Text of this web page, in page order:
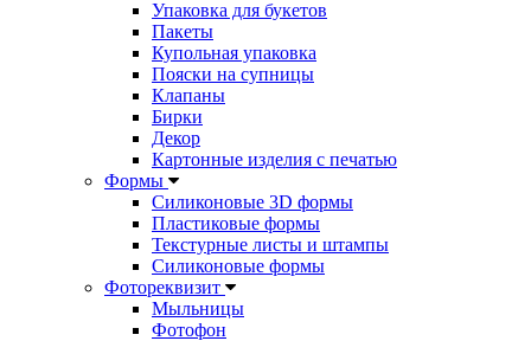
Упаковка для букетов
Пакеты
Купольная упаковка
Пояски на супницы
Клапаны
Бирки
Декор
Картонные изделия с печатью
Формы
Силиконовые 3D формы
Пластиковые формы
Текстурные листы и штампы
Силиконовые формы
Фотореквизит
Мыльницы
Фотофон